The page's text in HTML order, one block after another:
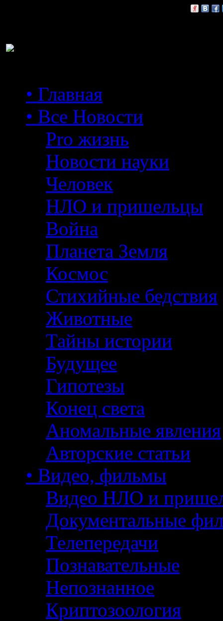
• Главная
• Все Новости
Pro жизнь
Новости науки
Человек
НЛО и пришельцы
Война
Планета Земля
Космос
Стихийные бедствия
Животные
Тайны истории
Будущее
Гипотезы
Конец света
Аномальные явления
Авторские статьи
• Видео, фильмы
Видео НЛО и
Документальные
Телепередачи
Познавательные
Непознанное
Криптозоология